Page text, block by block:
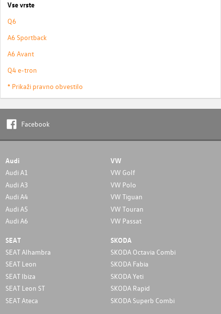
Vse vrste
Q6
A6 Sportback
A6 Avant
Q4 e-tron
* Prikaži pravno obvestilo
Facebook
Audi
Audi A1
Audi A3
Audi A4
Audi A5
Audi A6
VW
VW Golf
VW Polo
VW Tiguan
VW Touran
VW Passat
SEAT
SEAT Alhambra
SEAT Leon
SEAT Ibiza
SEAT Leon ST
SEAT Ateca
SKODA
SKODA Octavia Combi
SKODA Fabia
SKODA Yeti
SKODA Rapid
SKODA Superb Combi